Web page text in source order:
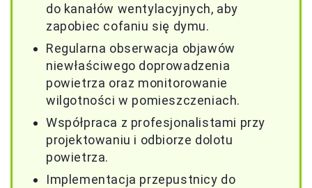
do kanałów wentylacyjnych, aby
zapobiec cofaniu się dymu.
Regularna obserwacja objawów
niewłaściwego doprowadzenia
powietrza oraz monitorowanie
wilgotności w pomieszczeniach.
Współpraca z profesjonalistami przy
projektowaniu i odbiorze dolotu
powietrza.
Implementacja przepustnicy do